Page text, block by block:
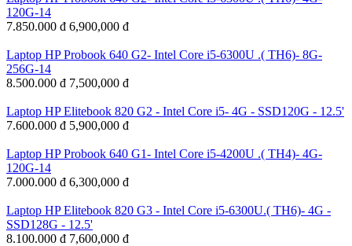
120G-14
7.850.000 đ 6,900,000 đ
Laptop HP Probook 640 G2- Intel Core i5-6300U .( TH6)- 8G-
256G-14
8.500.000 đ 7,500,000 đ
Laptop HP Elitebook 820 G2 - Intel Core i5- 4G - SSD120G - 12.5'
7.600.000 đ 5,900,000 đ
Laptop HP Probook 640 G1- Intel Core i5-4200U .( TH4)- 4G-
120G-14
7.000.000 đ 6,300,000 đ
Laptop HP Elitebook 820 G3 - Intel Core i5-6300U.( TH6)- 4G -
SSD128G - 12.5'
8.100.000 đ 7,600,000 đ